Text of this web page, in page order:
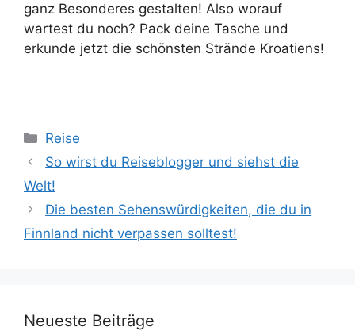
ganz Besonderes gestalten! Also worauf
wartest du noch? Pack deine Tasche und
erkunde jetzt die schönsten Strände Kroatiens!
Kategorien
Reise
So wirst du Reiseblogger und siehst die
Welt!
Die besten Sehenswürdigkeiten, die du in
Finnland nicht verpassen solltest!
Neueste Beiträge